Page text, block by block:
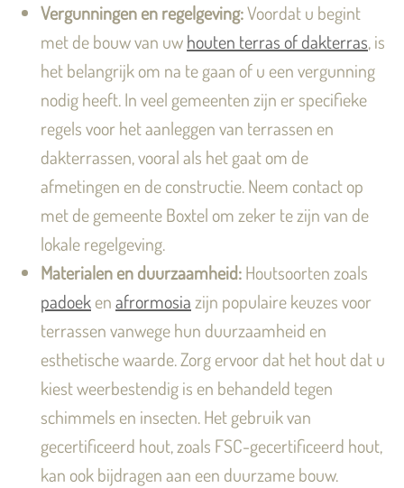
Vergunningen en regelgeving:Voordat u begint
met de bouw van uwhouten terras of dakterras, is
het belangrijk om na te gaan of u een vergunning
nodig heeft. In veel gemeenten zijn er specifieke
regels voor het aanleggen van terrassen en
dakterrassen, vooral als het gaat om de
afmetingen en de constructie. Neem contact op
met de gemeente Boxtel om zeker te zijn van de
lokale regelgeving.
Materialen en duurzaamheid:Houtsoorten zoals
padoekenafrormosiazijn populaire keuzes voor
terrassen vanwege hun duurzaamheid en
esthetische waarde. Zorg ervoor dat het hout dat u
kiest weerbestendig is en behandeld tegen
schimmels en insecten. Het gebruik van
gecertificeerd hout, zoals FSC-gecertificeerd hout,
kan ook bijdragen aan een duurzame bouw.